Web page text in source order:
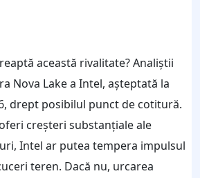
această rivalitate? Analiștii
Nova Lake a Intel, așteptată la
drept posibilul punct de cotitură.
creșteri substanțiale ale
Intel ar putea tempera impulsul
teren. Dacă nu, urcarea